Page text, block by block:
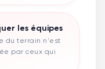
les équipes
du terrain n'est
par ceux qui